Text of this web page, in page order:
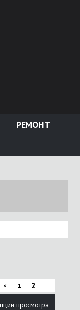
РЕМОНТ
< 1 2
просмотра